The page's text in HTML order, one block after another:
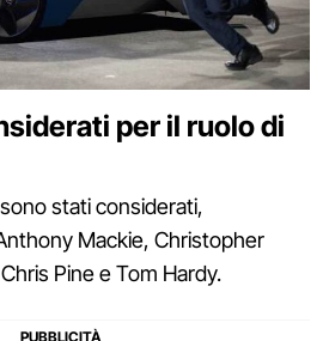
per il ruolo di
stati considerati,
Mackie, Christopher
Pine e Tom Hardy.